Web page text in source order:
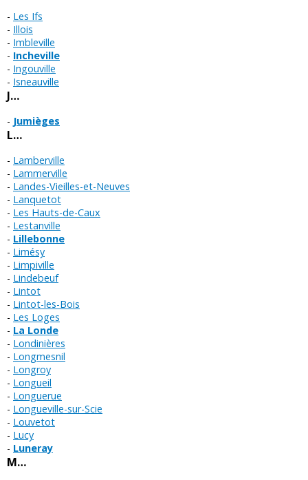
Les Ifs
Illois
Imbleville
Incheville
Ingouville
Isneauville
J…
Jumièges
L…
Lamberville
Lammerville
Landes-Vieilles-et-Neuves
Lanquetot
Les Hauts-de-Caux
Lestanville
Lillebonne
Limésy
Limpiville
Lindebeuf
Lintot
Lintot-les-Bois
Les Loges
La Londe
Londinières
Longmesnil
Longroy
Longueil
Longuerue
Longueville-sur-Scie
Louvetot
Lucy
Luneray
M…